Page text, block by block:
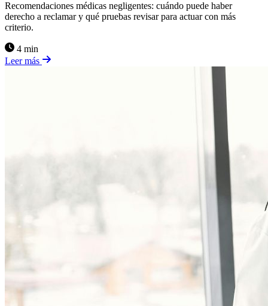
Recomendaciones médicas negligentes: cuándo puede haber
derecho a reclamar y qué pruebas revisar para actuar con más
criterio.
4 min
Leer más